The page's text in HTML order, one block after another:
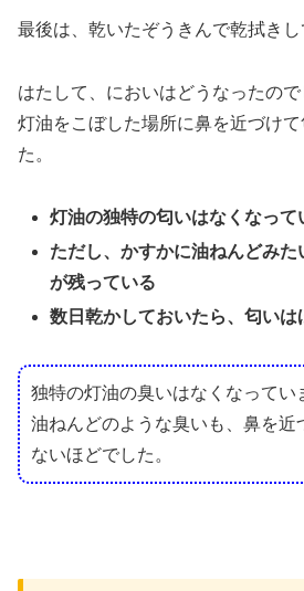
最後は、乾いたぞうきんで乾拭きし
はたして、においはどうなったので
灯油をこぼした場所に鼻を近づけ
た。
灯油の独特の匂いはなくなって
ただし、かすかに油ねんどみ
が残っている
数日乾かしておいたら、匂いは
独特の灯油の臭いはなくなってい
油ねんどのような臭いも、鼻を近
ないほどでした。